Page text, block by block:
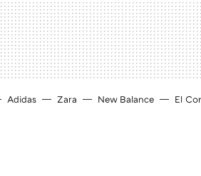
Adidas Zara New Balance El